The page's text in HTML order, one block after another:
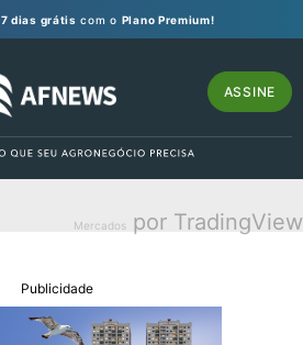
7 dias grátis com o Plano Premium!
ASSINE
Mercados por TradingView
Publicidade